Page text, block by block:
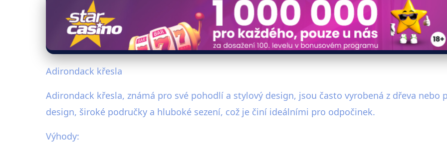
Adirondack křesla
Adirondack křesla, známá pro své pohodlí a stylový design, jsou často vyrobená z dřeva
design, široké područky a hluboké sezení, což je činí ideálními pro odpočinek.
Výhody: